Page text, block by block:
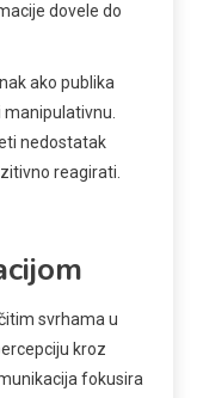
dovele do
ako publika
nedostatak
reagirati.
svrhama u
kroz
fokusira